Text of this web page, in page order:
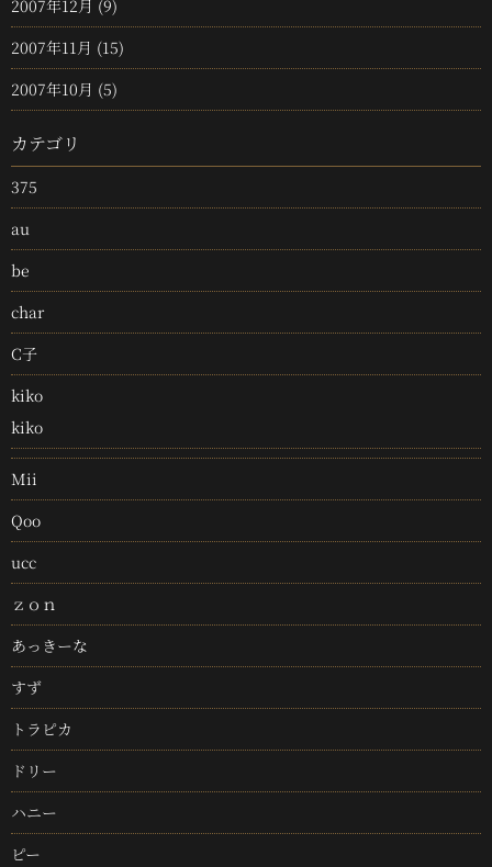
2007年12月 (9)
2007年11月 (15)
2007年10月 (5)
カテゴリ
375
au
be
char
C子
kiko
kiko
Mii
Qoo
ucc
ｚｏｎ
あっきーな
すず
トラピカ
ドリー
ハニー
ピー